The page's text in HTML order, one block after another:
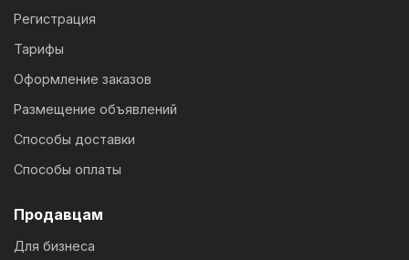
Регистрация
Тарифы
Оформление заказов
Размещение объявлений
Способы доставки
Способы оплаты
Продавцам
Для бизнеса